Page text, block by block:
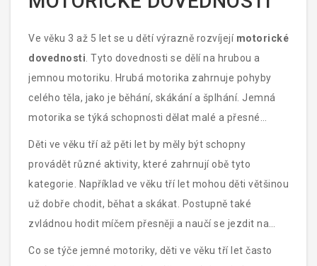
k jejich celkovému rozvoji a sebevědomí.
Ve věku 3 až 5 let se u dětí výrazně rozvíjejí motorické
dovednosti. Tyto dovednosti se dělí na hrubou a
jemnou motoriku. Hrubá motorika zahrnuje pohyby
celého těla, jako je běhání, skákání a šplhání. Jemná
motorika se týká schopnosti dělat malé a přesné
pohyby, jako je kreslení nebo zavazování tkaniček.
Děti ve věku tří až pěti let by měly být schopny
provádět různé aktivity, které zahrnují obě tyto
kategorie. Například ve věku tří let mohou děti většinou
už dobře chodit, běhat a skákat. Postupně také
zvládnou hodit míčem přesněji a naučí se jezdit na
tříkolce nebo jízdním kole s postranními kolečky. Mezi
čtvrtým a pátým rokem většina dětí zvládá složitější
Co se týče jemné motoriky, děti ve věku tří let často